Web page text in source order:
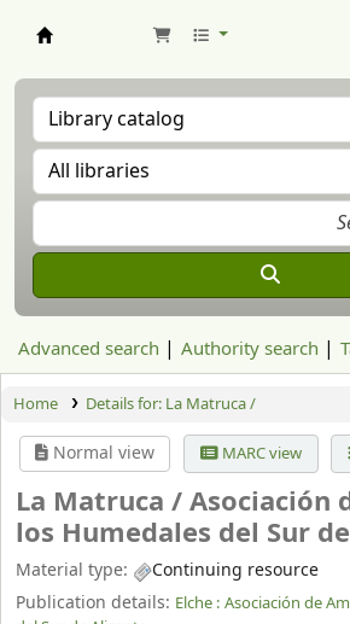
Advanced search Authority search
Home Details for: La Matruca /
Normal view MARC view
La Matruca /Asociación
los Humedales del Sur
Material type:
Continuing resource
Publication details: Elche : Asociación de